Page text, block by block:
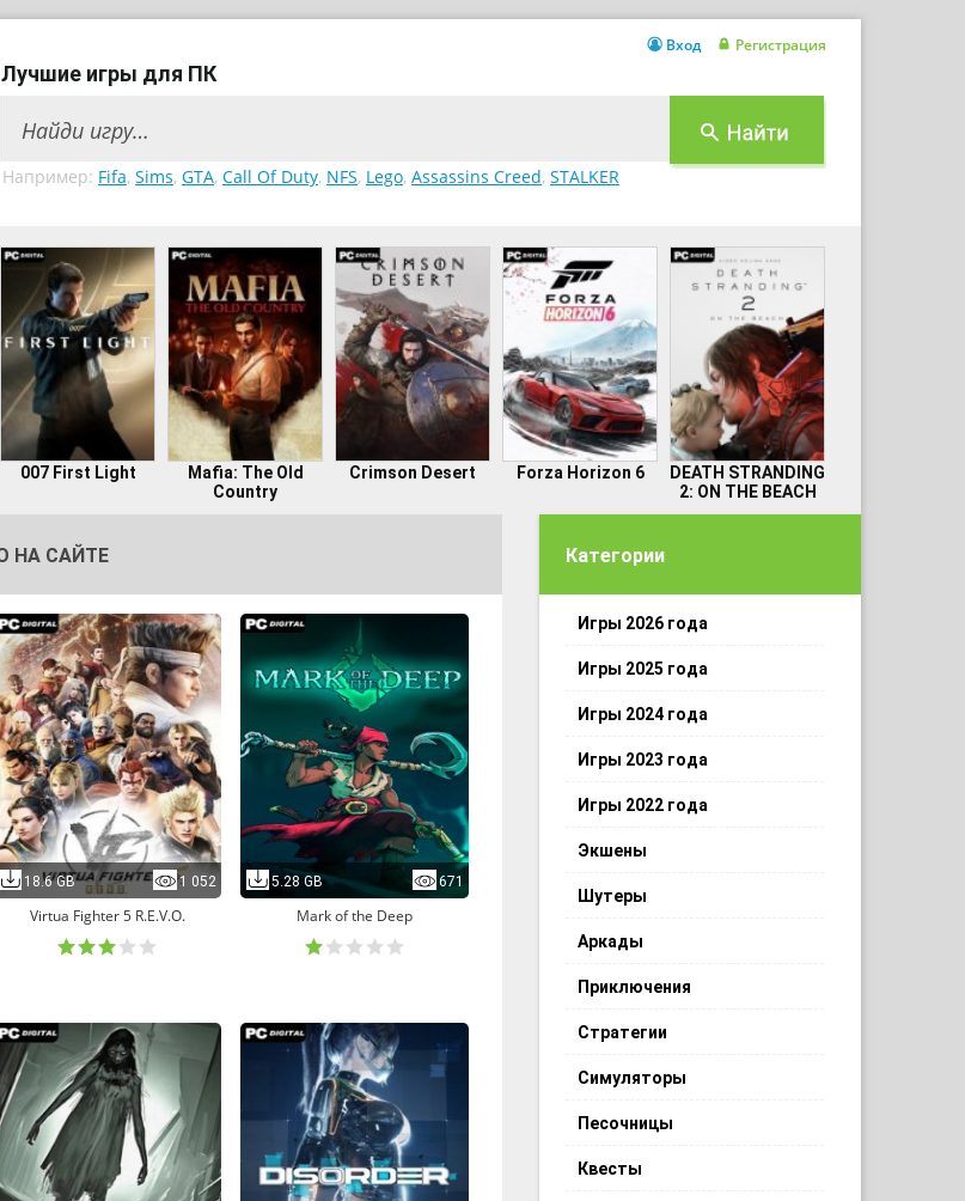
Лучшие игры для ПК
Например: Fifa, Sims, GTA, Call Of Duty, NFS, Lego, Assassins Creed, STALKER
Вход Регистрация
007 First Light
Mafia: The Old
Country
Crimson Desert Forza Horizon 6
DEATH STRANDING
2: ON THE BEACH
НА САЙТЕ
18.6 GB 1 052
Virtua Fighter 5 R.E.V.O.
5.28 GB 671
Mark of the Deep
Категории
Игры 2026 года
Игры 2025 года
Игры 2024 года
Игры 2023 года
Игры 2022 года
Экшены
Шутеры
Аркады
Приключения
Стратегии
Симуляторы
Песочницы
Квесты